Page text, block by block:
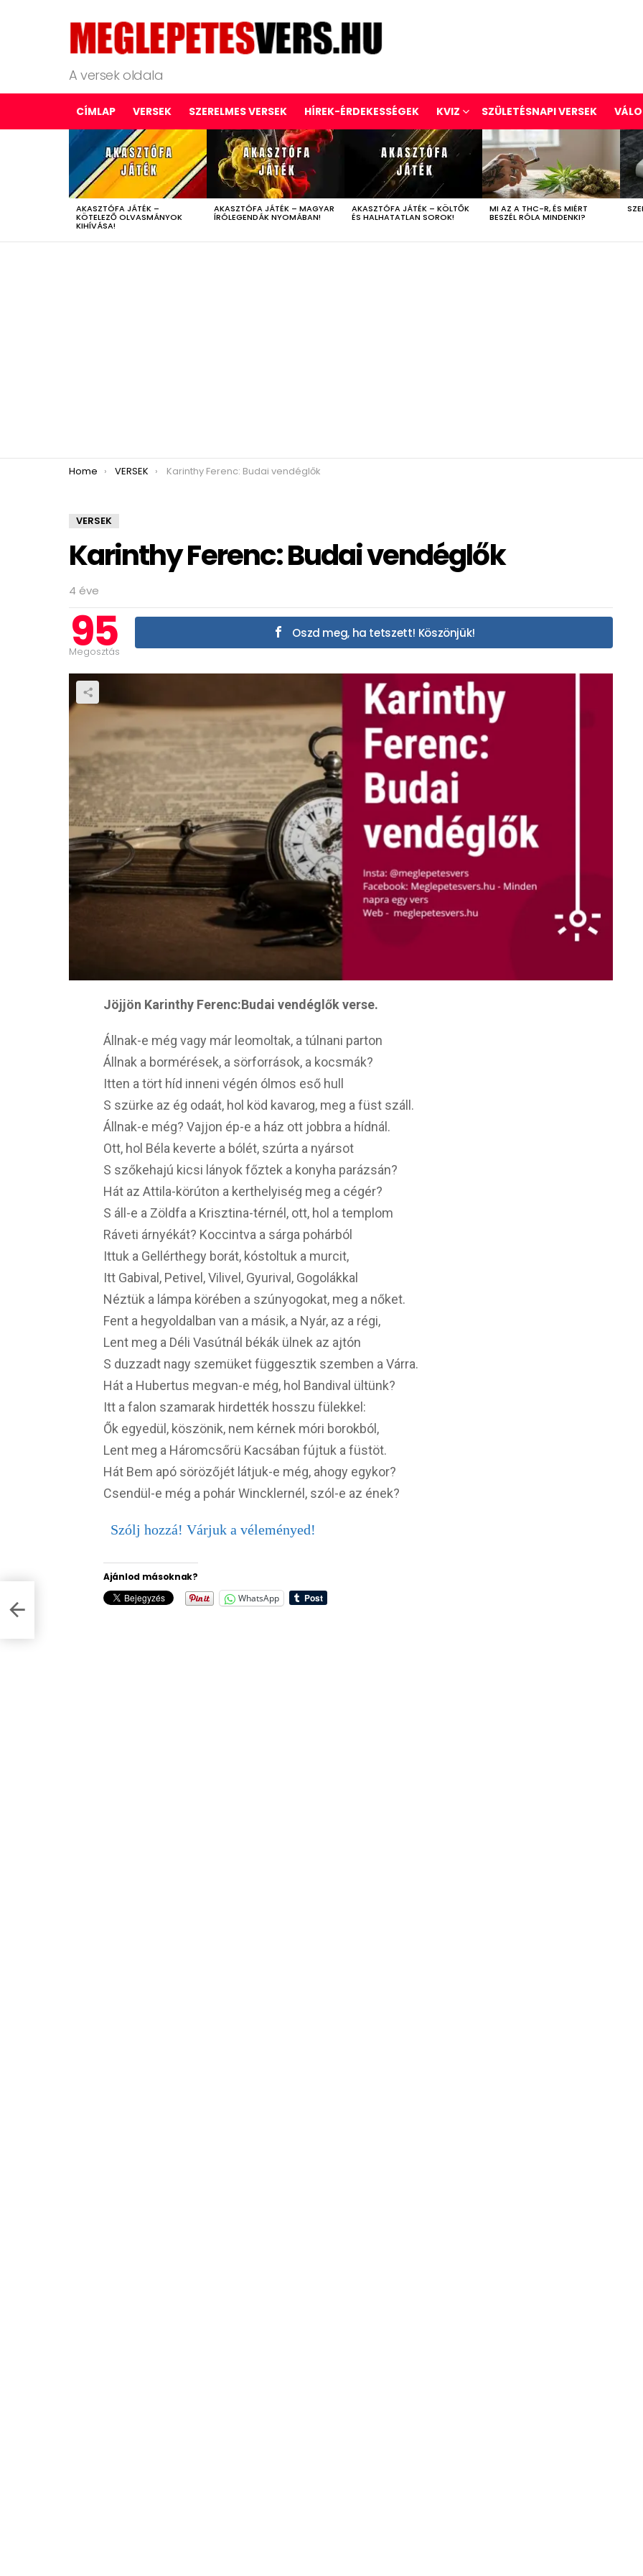
A versek oldala
CÍMLAP VERSEK SZERELMES VERSEK HÍREK-ÉRDEKESSÉGEK KVIZ SZÜLETÉSNAPI VERSEK
LATEST
STORIES
AKASZTÓFA JÁTÉK –
KÖTELEZŐ OLVASMÁNYOK
KIHÍVÁSA!
AKASZTÓFA JÁTÉK – MAGYAR
ÍRÓLEGENDÁK NYOMÁBAN!
AKASZTÓFA JÁTÉK – KÖLTŐK
ÉS HALHATATLAN SOROK!
MI AZ A THC-R, ÉS MIÉRT
BESZÉL RÓLA MINDENKI?
You are here:
Home VERSEK Karinthy Ferenc: Budai vendéglők
VERSEK
Karinthy Ferenc: Budai vendéglők
4 éve
95
Megosztás
Oszd meg, ha tetszett! Köszönjük!
Jöjjön Karinthy Ferenc:Budai vendéglők verse.
Állnak-e még vagy már leomoltak, a túlnani parton
Állnak a bormérések, a sörforrások, a kocsmák?
Itten a tört híd inneni végén ólmos eső hull
S szürke az ég odaát, hol köd kavarog, meg a füst száll.
Állnak-e még? Vajjon ép-e a ház ott jobbra a hídnál.
Ott, hol Béla keverte a bólét, szúrta a nyársot
S szőkehajú kicsi lányok főztek a konyha parázsán?
Hát az Attila-körúton a kerthelyiség meg a cégér?
S áll-e a Zöldfa a Krisztina-térnél, ott, hol a templom
Ráveti árnyékát? Koccintva a sárga pohárból
Ittuk a Gellérthegy borát, kóstoltuk a murcit,
Itt Gabival, Petivel, Vilivel, Gyurival, Gogolákkal
Néztük a lámpa körében a szúnyogokat, meg a nőket.
Fent a hegyoldalban van a másik, a Nyár, az a régi,
Lent meg a Déli Vasútnál békák ülnek az ajtón
S duzzadt nagy szemüket függesztik szemben a Várra.
Hát a Hubertus megvan-e még, hol Bandival ültünk?
Itt a falon szamarak hirdették hosszu fülekkel:
Ők egyedül, köszönik, nem kérnek móri borokból,
Lent meg a Háromcsőrü Kacsában fújtuk a füstöt.
Hát Bem apó sörözőjét látjuk-e még, ahogy egykor?
Csendül-e még a pohár Wincklernél, szól-e az ének?
Szólj hozzá! Várjuk a véleményed!
Ajánlod másoknak?
WhatsApp